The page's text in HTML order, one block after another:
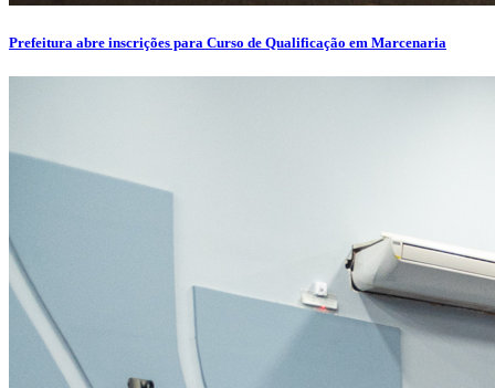
Prefeitura abre inscrições para Curso de Qualificação em Marcenaria